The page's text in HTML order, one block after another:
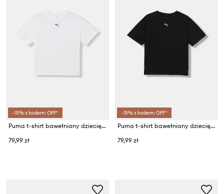
-15% z kodem: OFF*
Puma t-shirt bawełniany dziecięcy ESS
79,99 zł
-15% z kodem: OFF*
Puma t-shirt bawełniany dziecięcy ESS
79,99 zł